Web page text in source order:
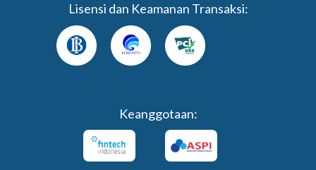
Lisensi dan Keamanan Transaksi:
Keanggotaan: